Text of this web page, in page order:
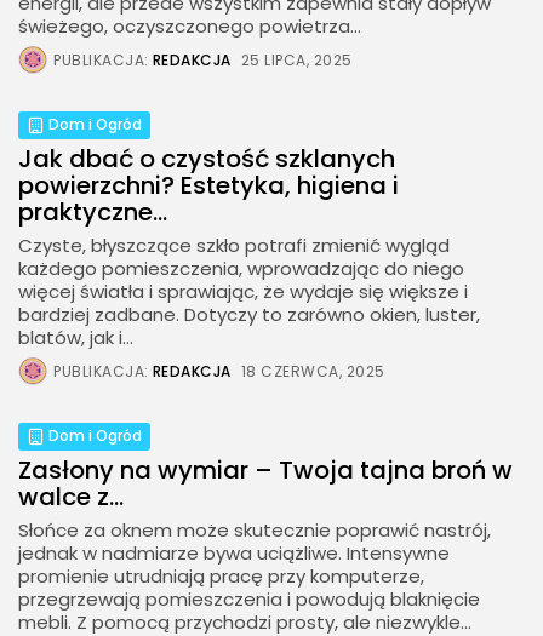
świeżego, oczyszczonego powietrza...
PUBLIKACJA: REDAKCJA 25 LIPCA, 2025
Dom i Ogród
Jak dbać o czystość szklanych
powierzchni? Estetyka, higiena i
praktyczne...
Czyste, błyszczące szkło potrafi zmienić wygląd
każdego pomieszczenia, wprowadzając do niego
więcej światła i sprawiając, że wydaje się większe i
bardziej zadbane. Dotyczy to zarówno okien, luster,
blatów, jak i...
PUBLIKACJA: REDAKCJA 18 CZERWCA, 2025
Dom i Ogród
Zasłony na wymiar – Twoja tajna broń w
walce z...
Słońce za oknem może skutecznie poprawić nastrój,
jednak w nadmiarze bywa uciążliwe. Intensywne
promienie utrudniają pracę przy komputerze,
przegrzewają pomieszczenia i powodują blaknięcie
mebli. Z pomocą przychodzi prosty, ale niezwykle...